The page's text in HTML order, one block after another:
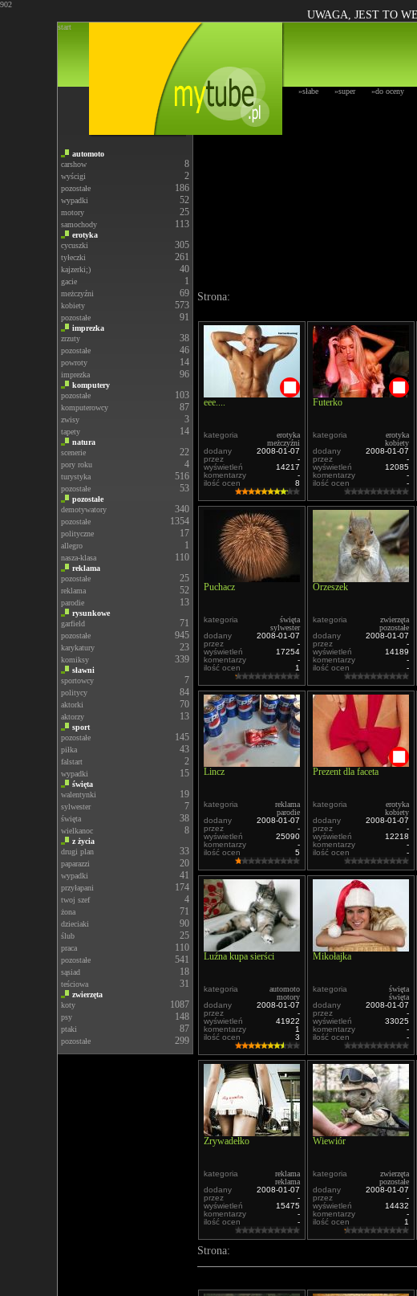
902
UWAGA, JEST TO
start
»słabe »super »do oceny
automoto
carshow
8
wyścigi 2
pozostałe 186
wypadki 52
motory 25
samochody 113
erotyka
cycuszki
305
tyłeczki 261
kajzerki;) 40
gacie 1
meżczyźni 69
kobiety 573
pozostałe 91
imprezka
zrzuty
38
pozostałe 46
powroty 14
imprezka 96
komputery
pozostałe
103
komputerowcy 87
zwisy 3
tapety 14
natura
scenerie
22
pory roku 4
turystyka 516
pozostałe 53
pozostałe
demotywatory
340
pozostałe 1354
polityczne 17
allegro 1
nasza-klasa 110
reklama
pozostałe
25
reklama 52
parodie 13
rysunkowe
garfield
71
pozostałe 945
karykatury 23
komiksy 339
sławni
sportowcy
7
politycy 84
aktorki 70
aktorzy 13
sport
pozostałe
145
piłka 43
falstart 2
wypadki 15
święta
walentynki
19
sylwester 7
święta 38
wielkanoc 8
z życia
drugi plan
33
paparazzi 20
wypadki 41
przyłapani 174
twoj szef 4
żona 71
dzieciaki 90
ślub 25
praca 110
pozostałe 541
sąsiad 18
teściowa 31
zwierzęta
koty
1087
psy 148
ptaki 87
pozostałe 299
Strona:
eee....
kategoria
erotyka
meżczyźni
dodany
2008-01-07
przez
-
wyświetleń
14217
komentarzy
-
ilość ocen
8
Futerko
kategoria
erotyka
kobiety
dodany
2008-01-07
przez
-
wyświetleń
12085
komentarzy
-
ilość ocen
-
Puchacz
kategoria
święta
sylwester
dodany
2008-01-07
przez
-
wyświetleń
17254
komentarzy
-
ilość ocen
1
Orzeszek
kategoria
zwierzęta
pozostałe
dodany
2008-01-07
przez
-
wyświetleń
14189
komentarzy
-
ilość ocen
-
Lincz
kategoria
reklama
parodie
dodany
2008-01-07
przez
-
wyświetleń
25090
komentarzy
-
ilość ocen
5
Prezent dla faceta
kategoria
erotyka
kobiety
dodany
2008-01-07
przez
-
wyświetleń
12218
komentarzy
-
ilość ocen
-
Luźna kupa sierści
kategoria
automoto
motory
dodany
2008-01-07
przez
-
wyświetleń
41922
komentarzy
1
ilość ocen
3
Mikołajka
kategoria
święta
święta
dodany
2008-01-07
przez
-
wyświetleń
33025
komentarzy
-
ilość ocen
-
Zrywadełko
kategoria
reklama
reklama
dodany
2008-01-07
przez
-
wyświetleń
15475
komentarzy
-
ilość ocen
-
Wiewiór
kategoria
zwierzęta
pozostałe
dodany
2008-01-07
przez
-
wyświetleń
14432
komentarzy
-
ilość ocen
1
Strona: